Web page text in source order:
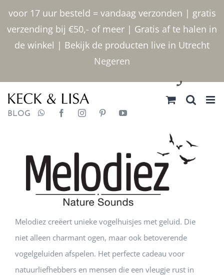
voor 17 uur besteld = vandaag verzonden | gratis
verzending bij €50,- of meer | Gratis af te halen in
de winkel | Bekijk de producten live in Utrecht
Negeren
Ga naar inhoud
030 2400000
BLOG
Melodiez creëert unieke vogelhuisjes met geluid. Die
niet alleen charmant ogen, maar ook betoverende
vogelgeluiden afspelen. Het perfecte cadeau voor
natuurliefhebbers en mensen die een vleugje rust in